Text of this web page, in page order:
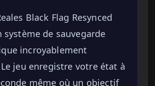
Black Flag Resynced
système de sauvegarde
incroyablement
jeu enregistre votre état à
même où un objectif